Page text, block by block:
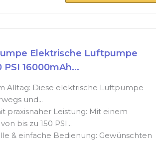
Elektrische Luftpumpe
16000mAh...
Alltag: Diese elektrische Luftpumpe
und...
praxisnaher Leistung: Mit einem
bis zu 150 PSI...
& einfache Bedienung: Gewünschten